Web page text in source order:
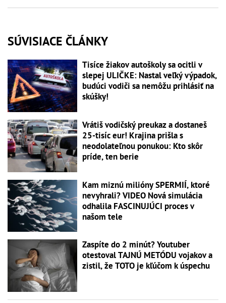
SÚVISIACE ČLÁNKY
Tisíce žiakov autoškoly sa ocitli v
slepej ULIČKE: Nastal veľký výpadok,
budúci vodiči sa nemôžu prihlásiť na
skúšky!
Vrátiš vodičský preukaz a dostaneš
25-tisíc eur! Krajina prišla s
neodolateľnou ponukou: Kto skôr
príde, ten berie
Kam miznú milióny SPERMIÍ, ktoré
nevyhrali? VIDEO Nová simulácia
odhalila FASCINUJÚCI proces v
našom tele
Zaspíte do 2 minút? Youtuber
otestoval TAJNÚ METÓDU vojakov a
zistil, že TOTO je kľúčom k úspechu